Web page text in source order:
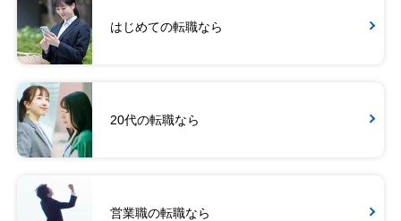
はじめての転職なら
20代の転職なら
営業職の転職なら